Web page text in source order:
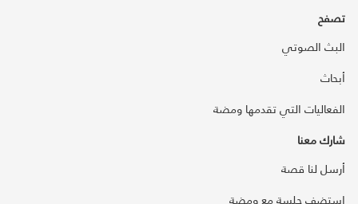
تصفح
البث الصوتي
أبحاث
الفعاليات التي تقدمها ومضة
شارك معنا
أرسل لنا قصة
استضف جلسة مع ومضة